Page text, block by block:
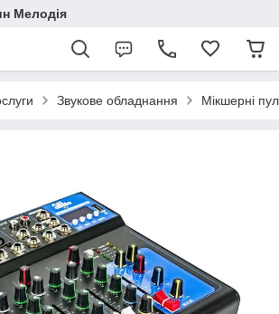
Мелодія
Звукове обладнання Мікшерні